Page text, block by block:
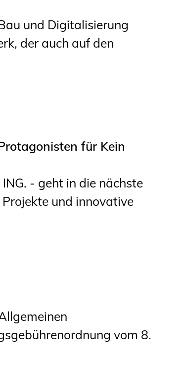
Schülerinnen, Schüler
und Studierende
Studierenden Praxis-
Wissenswertes für
Studierende
Kontakt und Anfahrt
und Digitalisierung
der auch auf den
für Kein
- geht in die nächste
Projekte und innovative
vom 8.